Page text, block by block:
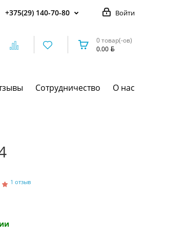
Войти
+375(29) 140-70-80
0 товар(-ов)
0.00
Сотрудничество О нас
1 отзыв